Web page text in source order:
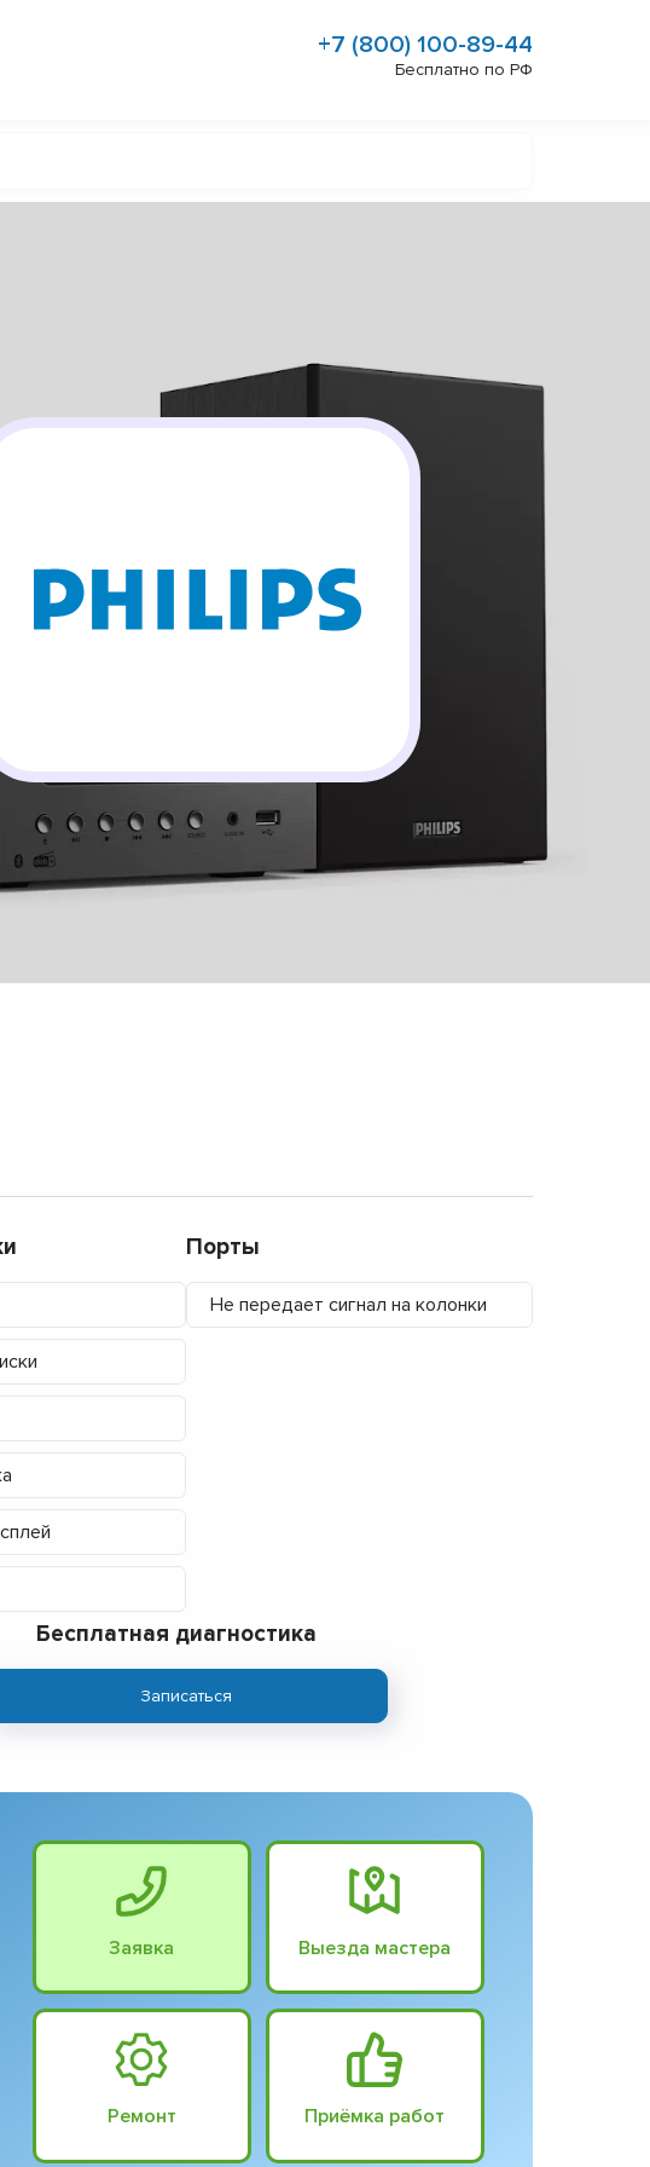
+7 (800) 100-89-44
Бесплатно по РФ
Порты
Не передает сигнал на колонки
Бесплатная диагностика
Записаться
Заявка Выезда мастера
Ремонт Приёмка работ